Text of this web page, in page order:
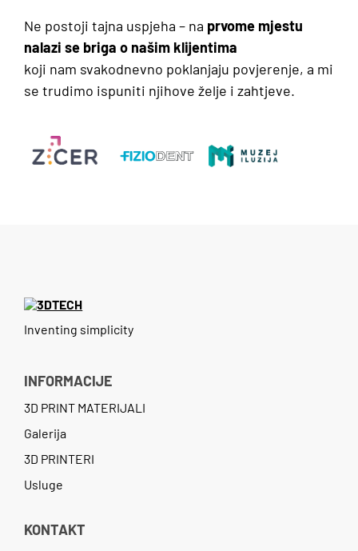
Ne postoji tajna uspjeha – na prvome mjestu
nalazi se briga o našim klijentima
koji nam svakodnevno poklanjaju povjerenje, a mi
se trudimo ispuniti njihove želje i zahtjeve.
Inventing simplicity
INFORMACIJE
3D PRINT MATERIJALI
Galerija
3D PRINTERI
Usluge
KONTAKT